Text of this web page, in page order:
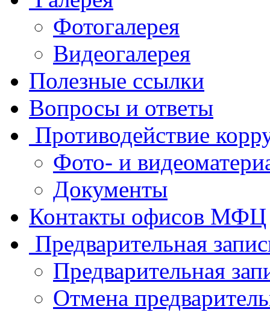
Фотогалерея
Видеогалерея
Полезные ссылки
Вопросы и ответы
Противодействие
Фото- и
Документы
Контакты офисов МФЦ
Предварительная
Предварительная
Отмена